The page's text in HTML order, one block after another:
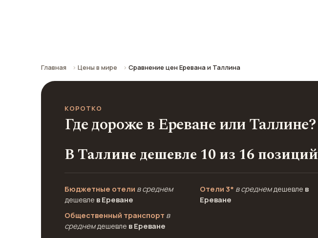
Главная Цены в мире Сравнение цен Еревана и Таллина
КОРОТКО
Где дороже в Ереване или Таллине?
В Таллине дешевле 10 из 16 позиций
Бюджетные отели в среднем
дешевле в Ереване
Отели 3* в среднемдешевле в
Ереване
Общественный транспорт в
среднемдешевле в Ереване